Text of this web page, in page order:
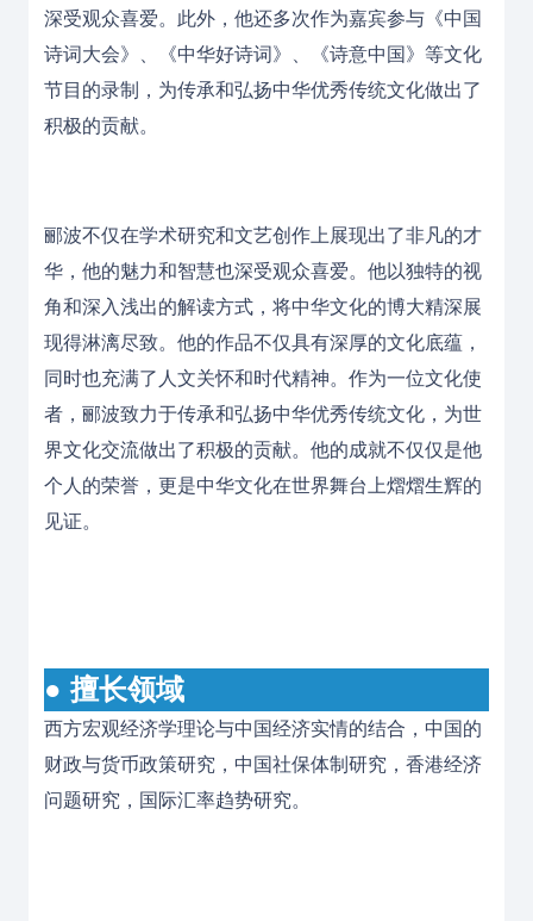
深受观众喜爱。此外，他还多次作为嘉宾参与《中国
诗词大会》、《中华好诗词》、《诗意中国》等文化
节目的录制，为传承和弘扬中华优秀传统文化做出了
积极的贡献。
郦波不仅在学术研究和文艺创作上展现出了非凡的才
华，他的魅力和智慧也深受观众喜爱。他以独特的视
角和深入浅出的解读方式，将中华文化的博大精深展
现得淋漓尽致。他的作品不仅具有深厚的文化底蕴，
同时也充满了人文关怀和时代精神。作为一位文化使
者，郦波致力于传承和弘扬中华优秀传统文化，为世
界文化交流做出了积极的贡献。他的成就不仅仅是他
个人的荣誉，更是中华文化在世界舞台上熠熠生辉的
见证。
● 擅长领域
西方宏观经济学理论与中国经济实情的结合，中国的
财政与货币政策研究，中国社保体制研究，香港经济
问题研究，国际汇率趋势研究。